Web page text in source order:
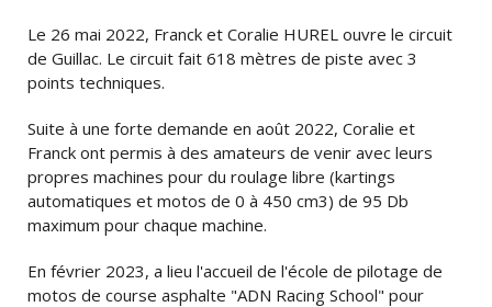
Le 26 mai 2022, Franck et Coralie HUREL ouvre le circuit
de Guillac. Le circuit fait 618 mètres de piste avec 3
points techniques.
Suite à une forte demande en août 2022, Coralie et
Franck ont permis à des amateurs de venir avec leurs
propres machines pour du roulage libre (kartings
automatiques et motos de 0 à 450 cm3) de 95 Db
maximum pour chaque machine.
En février 2023, a lieu l'accueil de l'école de pilotage de
motos de course asphalte "ADN Racing School" pour